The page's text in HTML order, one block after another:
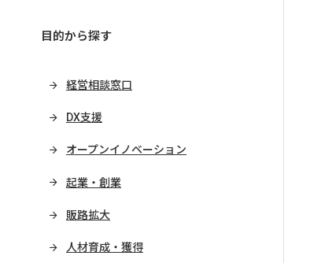
目的から探す
経営相談窓口
DX支援
オープンイノベーション
起業・創業
販路拡大
人材育成・獲得